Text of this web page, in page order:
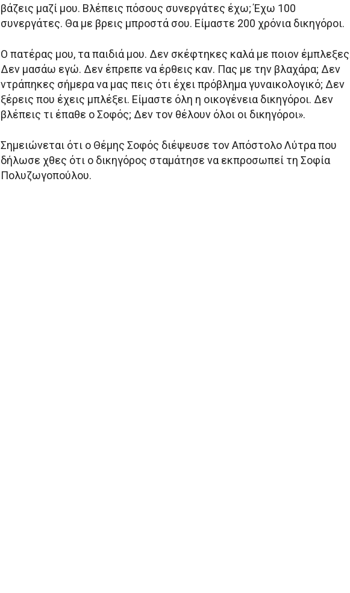
βάζεις μαζί μου. Βλέπεις πόσους συνεργάτες έχω; Έχω 100
συνεργάτες. Θα με βρεις μπροστά σου. Είμαστε 200 χρόνια δικηγόροι.
Ο πατέρας μου, τα παιδιά μου. Δεν σκέφτηκες καλά με ποιον
Δεν μασάω εγώ. Δεν έπρεπε να έρθεις καν. Πας με την βλαχάρα; Δεν
ντράπηκες σήμερα να μας πεις ότι έχει πρόβλημα γυναικολογικό; Δεν
ξέρεις που έχεις μπλέξει. Είμαστε όλη η οικογένεια δικηγόροι. Δεν
βλέπεις τι έπαθε ο Σοφός; Δεν τον θέλουν όλοι οι δικηγόροι».
Σημειώνεται ότι ο Θέμης Σοφός διέψευσε τον Απόστολο Λύτρα που
δήλωσε χθες ότι ο δικηγόρος σταμάτησε να εκπροσωπεί τη Σοφία
Πολυζωγοπούλου.